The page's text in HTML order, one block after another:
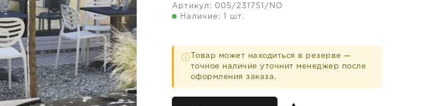
Артикул: 005/231751/NO
Наличие: 1 шт.
ⓘ Товар может находиться в резерве —
точное наличие уточнит менеджер после
оформления заказа.